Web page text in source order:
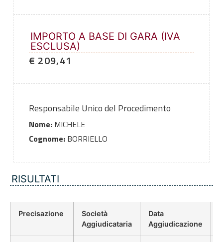
IMPORTO A BASE DI GARA (IVA
ESCLUSA)
€ 209,41
Responsabile Unico del Procedimento
Nome:MICHELE
Cognome:BORRIELLO
RISULTATI
Precisazione
Società
Aggiudicataria
Data
Aggiudicazione